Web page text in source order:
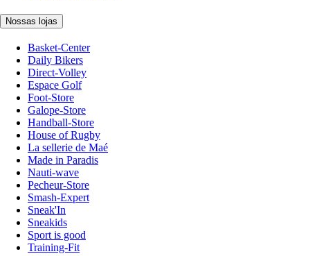
Nossas lojas
Basket-Center
Daily Bikers
Direct-Volley
Espace Golf
Foot-Store
Galope-Store
Handball-Store
House of Rugby
La sellerie de Maé
Made in Paradis
Nauti-wave
Pecheur-Store
Smash-Expert
Sneak'In
Sneakids
Sport is good
Training-Fit